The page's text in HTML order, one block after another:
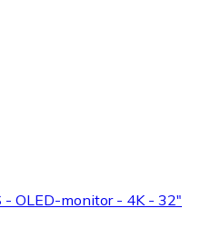
- OLED-monitor - 4K - 32"